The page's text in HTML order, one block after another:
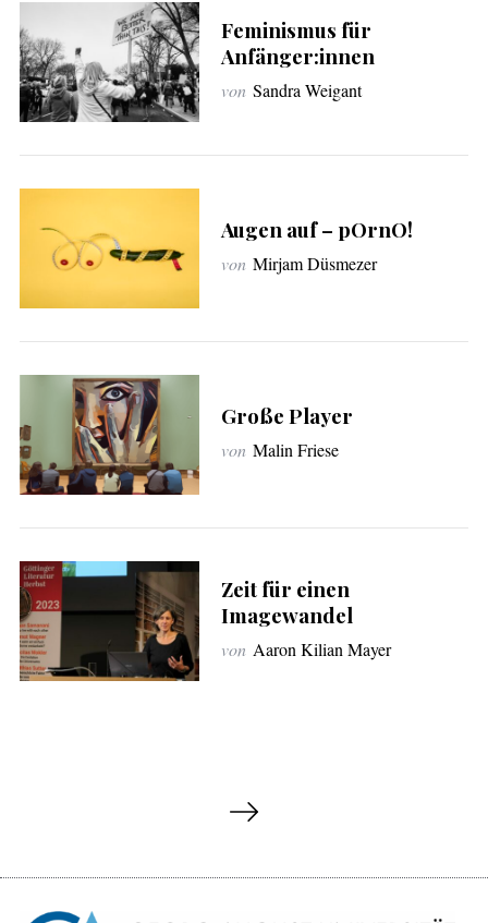
Feminismus für
Anfänger:innen
von Sandra Weigant
Augen auf – pOrnO!
von Mirjam Düsmezer
Große Player
von Malin Friese
Zeit für einen
Imagewandel
von Aaron Kilian Mayer
t